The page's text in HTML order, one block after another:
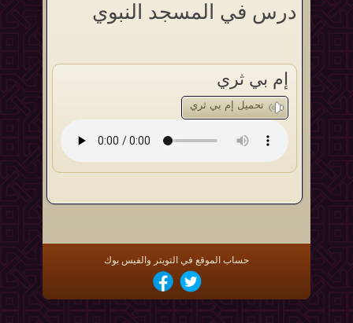
درس في المسجد النبوي
إم بي ثري
تحميل إم بي ثري
حساب الموقع في التويتر والفيس بوك